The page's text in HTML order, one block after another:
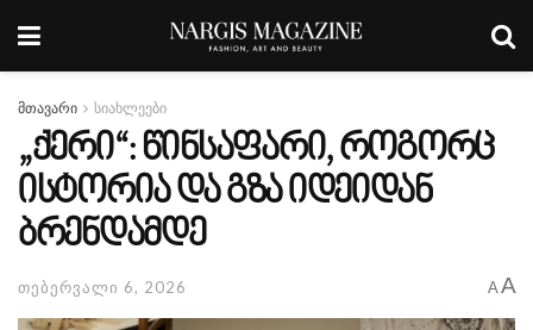
მთავარი სიახლეები
„ქერი“: წინსაფარი, როგორც
ისტორია და გზა იდეიდან
ბრენდამდე
თებერვალი 6, 2026 A A